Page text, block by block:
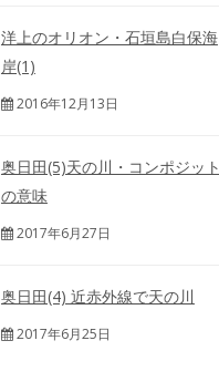
洋上のオリオン・石垣島白保海
岸(1)
2016年12月13日
奥日田(5)天の川・コンポジット
の意味
2017年6月27日
奥日田(4) 近赤外線で天の川
2017年6月25日